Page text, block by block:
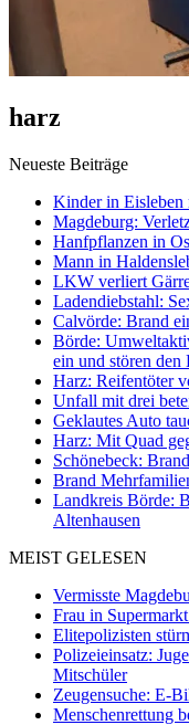
harz
Neueste Beiträge
Kinder in Eisleben
Magdeburg:
Hanfpflanzen in
Mann in
LKW verliert
Ladendiebstahl:
Calvörde: Brand
Börde:
ein und stören den
Harz: Reifentöter
Unfall mit drei
Geklautes Auto
Harz: Mit Quad
Schönebeck:
Brand
Landkreis Börde:
Altenhausen
MEIST GELESEN
Vermisste
Frau in
Elitepolizisten
Polizeieinsatz:
Mitschüler
Zeugensuche: E-
Menschenrettung